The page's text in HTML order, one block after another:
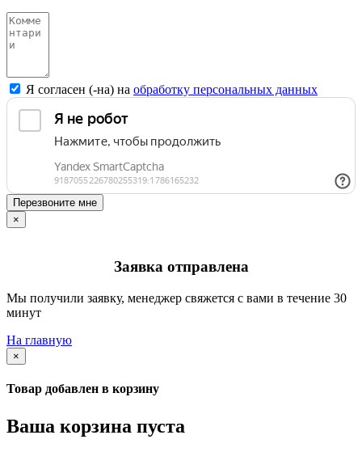
Я согласен (-на) на обработку персональных данных
Перезвоните мне
×
Заявка отправлена
Мы получили заявку, менеджер свяжется с вами в течение 30
минут
На главную
×
Товар добавлен в корзину
Ваша корзина пуста